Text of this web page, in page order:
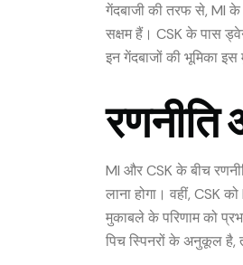
गेंदबाजी की तरफ से, MI
सक्षम हैं। CSK के पास
इन गेंदबाजों की भूमिका इस
रणनीति
MI और CSK के बीच
लाना होगा। वहीं, CSK
मुकाबले के परिणाम को
पिच स्पिनरों के अनुकूल है,